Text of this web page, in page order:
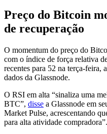
Preço do Bitcoin
de recuperação
O momentum do preço do
com o índice de força relativa
recentes para 52 na terça-feira,
dados da Glassnode.
O RSI em alta “sinaliza uma
BTC”, disse a Glassnode em
Market Pulse, acrescentando
para alta atividade compradora”.